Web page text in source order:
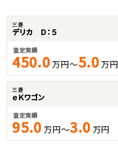
三菱
デリカ Ｄ：５
査定実績
450.0 万円～5.0 万円
三菱
ｅＫワゴン
査定実績
95.0 万円～3.0 万円